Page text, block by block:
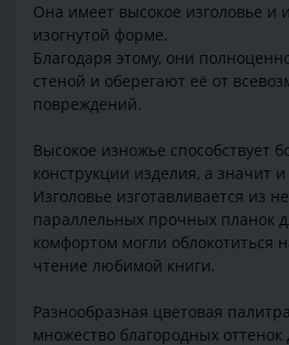
Она имеет высокое изголовье и
изогнутой форме.
Благодаря этому, они
стеной и оберегают её от
повреждений.
Высокое изножье способствует
конструкции изделия, а значит и
Изголовье изготавливается из
параллельных прочных планок
комфортом могли облокотиться
чтение любимой книги.
Разнообразная цветовая
множество благородных